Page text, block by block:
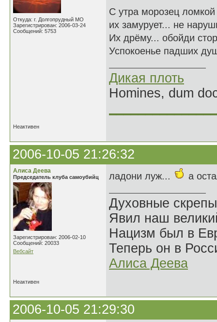
Откуда: г. Долгопрудный МО
Зарегистрирован: 2006-03-24
Сообщений: 5753
С утра морозец
их замурует... не
Их дрёму... обойди
Успокоенье падших
Дикая плоть
Homines, dum
Неактивен
2006-10-05 21:26:32
Алиса Деева
Председатель клуба самоубийц
Зарегистрирован: 2006-02-10
Сообщений: 20033
Вебсайт
ладони луж... а
Духовные
Явил наш
Нацизм был в
Теперь он в
Алиса Деева
Неактивен
2006-10-05 21:29:30